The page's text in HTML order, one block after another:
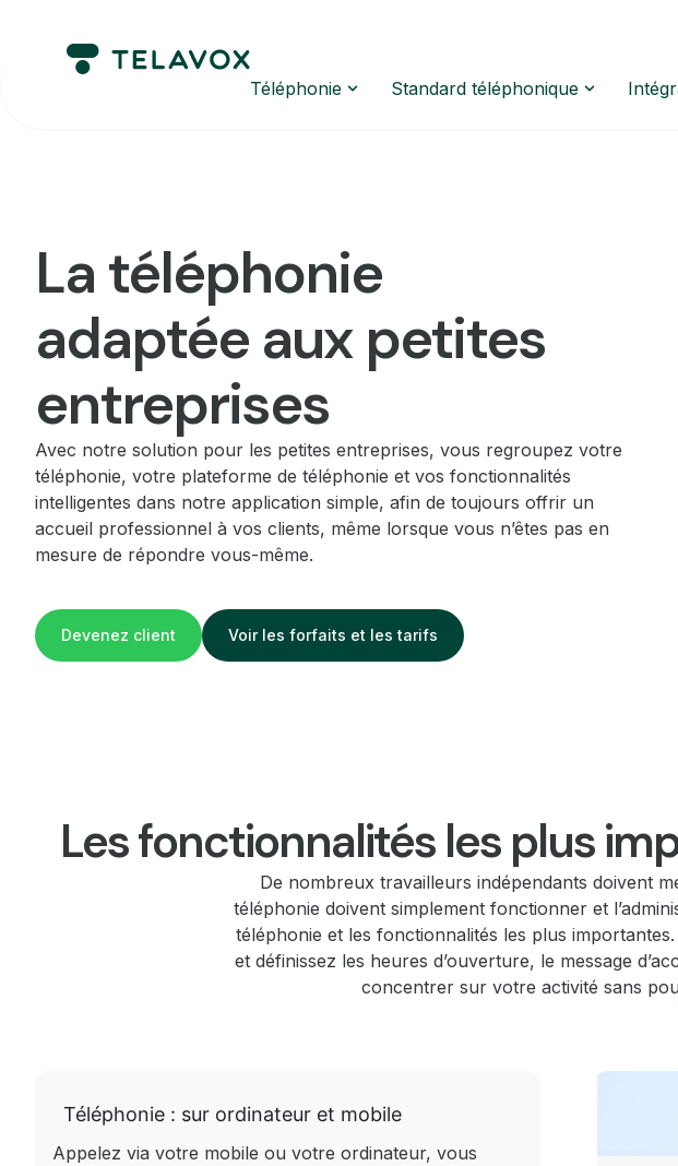
Téléphonie Standard téléphonique
La téléphonie
adaptée aux petites
entreprises
Avec notre solution pour les petites entreprises, vous regroupez votre
téléphonie, votre plateforme de téléphonie et vos fonctionnalités
intelligentes dans notre application simple, afin de toujours offrir un
accueil professionnel à vos clients, même lorsque vous n’êtes pas en
mesure de répondre vous-même.
Devenez client Voir les forfaits et les tarifs
Les fonctionnalités les plus
De nombreux travailleurs indépendants doivent
téléphonie doivent simplement fonctionner et
téléphonie et les fonctionnalités les plus
et définissez les heures d’ouverture, le message
concentrer sur votre activité sans
Téléphonie : sur ordinateur et mobile
Appelez via votre mobile ou votre ordinateur, vous